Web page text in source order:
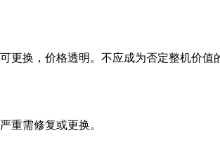
更换，价格透明。不应成为否定整机价值
重需修复或更换。